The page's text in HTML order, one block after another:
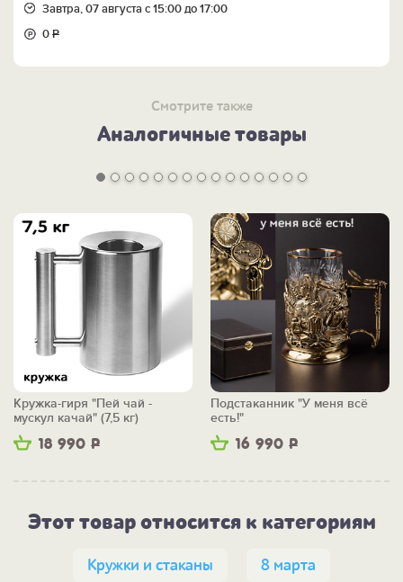
Завтра, 07 августа с 15:00 до 17:00
0Р
Смотрите также
Аналогичные товары
18 990 Р
Кружка-гиря "Пей чай -
мускул качай" (7,5 кг)
16 990 Р
Подстаканник "У меня всё
есть!"
Этот товар относится к категориям
Кружки и стаканы 8 марта